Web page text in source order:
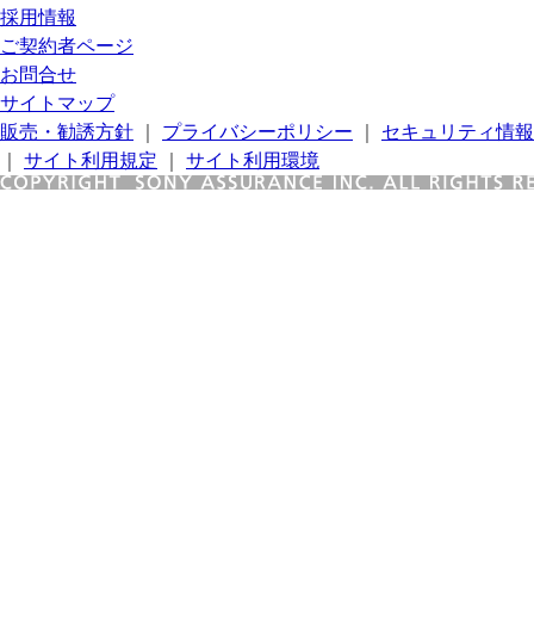
採用情報
ご契約者ページ
お問合せ
サイトマップ
販売・勧誘方針
プライバシーポリシー
セキュリティ情報
サイト利用規定 サイト利用環境